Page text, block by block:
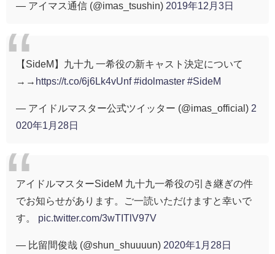
— アイマス通信 (@imas_tsushin) 2019年12月3日
【SideM】九十九 一希役の新キャスト決定について
→→ https://t.co/6j6Lk4vUnf #idolmaster #SideM
— アイドルマスター公式ツイッター (@imas_official) 2
020年1月28日
アイドルマスターSideM 九十九一希役の引き継ぎの件
でお知らせがあります。ご一読いただけますと幸いで
す。 pic.twitter.com/3wTITlV97V
— 比留間俊哉 (@shun_shuuuun) 2020年1月28日